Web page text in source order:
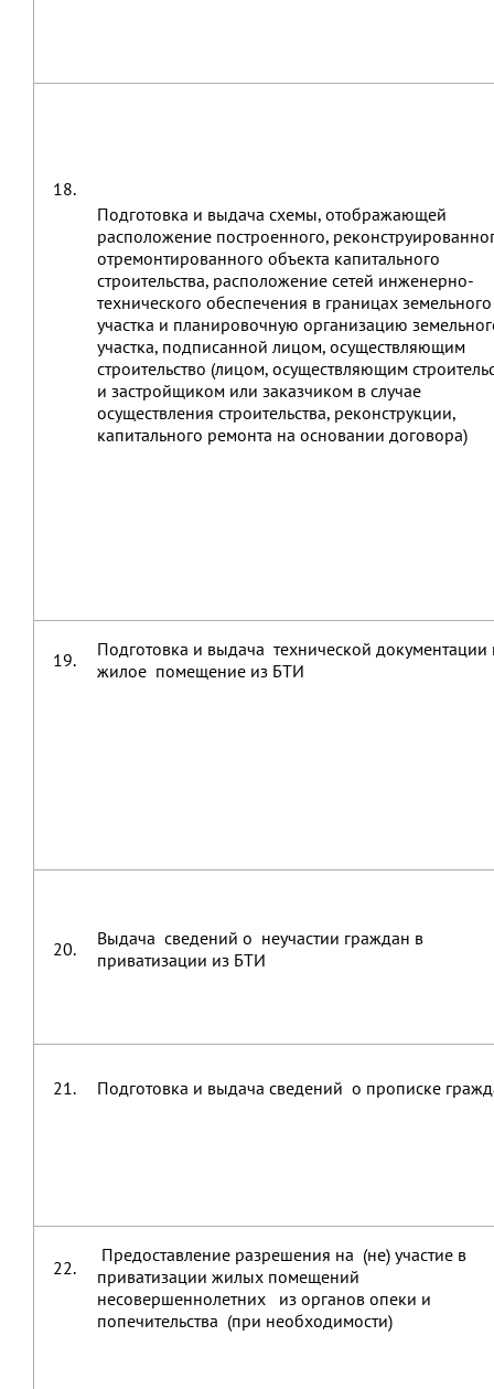
18.
Подготовка и выдача схемы, отображающей
расположение построенного,
отремонтированного объекта капитального
строительства, расположение сетей инженерно-
технического обеспечения в границах земельного
участка и планировочную организацию
участка, подписанной лицом, осуществляющим
строительство (лицом, осуществляющим
и застройщиком или заказчиком в случае
осуществления строительства, реконструкции,
капитального ремонта на основании договора)
19.
Подготовка и выдача технической документации
жилое помещение из БТИ
20.
Выдача сведений о неучастии граждан в
приватизации из БТИ
21. Подготовка и выдача сведений о прописке
22.
Предоставление разрешения на (не) участие в
приватизации жилых помещений
несовершеннолетних из органов опеки и
попечительства (при необходимости)